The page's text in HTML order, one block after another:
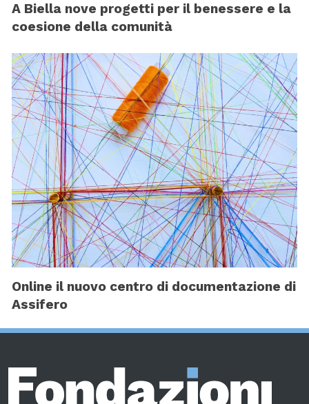
A Biella nove progetti per il benessere e la
coesione della comunità
Online il nuovo centro di documentazione di
Assifero